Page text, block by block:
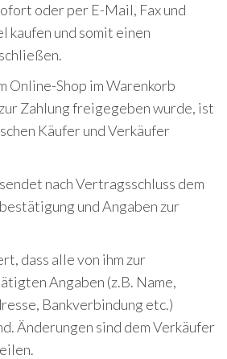
oder per E-Mail, Fax und
kaufen und somit einen
Online-Shop im Warenkorb
Zahlung freigegeben wurde, ist
Käufer und Verkäufer
nach Vertragsschluss dem
und Angaben zur
dass alle von ihm zur
Angaben (z.B. Name,
Bankverbindung etc.)
Änderungen sind dem Verkäufer